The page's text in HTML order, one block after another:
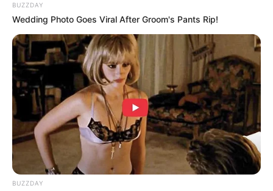
BUZZDAY
Wedding Photo Goes Viral After Groom's Pants Rip!
BUZZDAY